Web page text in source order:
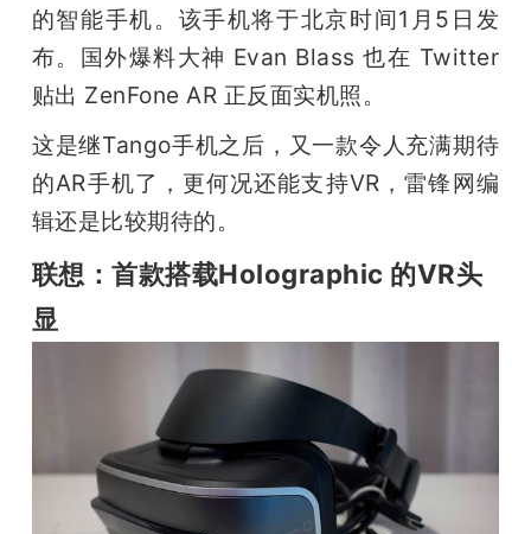
的智能手机。该手机将于北京时间1月5日发
布。国外爆料大神 Evan Blass 也在 Twitter
贴出 ZenFone AR 正反面实机照。
这是继Tango手机之后，又一款令人充满期待
的AR手机了，更何况还能支持VR，雷锋网编
辑还是比较期待的。
联想：首款搭载Holographic 的VR头
显